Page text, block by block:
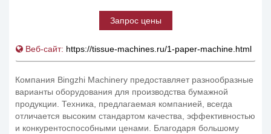
Запрос цены
Веб-сайт: https://tissue-machines.ru/1-paper-machine.html
Компания Bingzhi Machinery предоставляет разнообразные
варианты оборудования для производства бумажной
продукции. Техника, предлагаемая компанией, всегда
отличается высоким стандартом качества, эффективностью
и конкурентоспособными ценами. Благодаря большому